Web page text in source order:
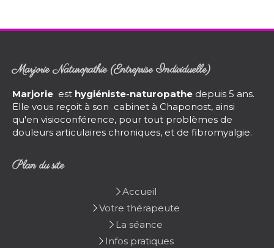
Marjorie Naturopathie (Entreprise Individuelle)
Marjorie est hygiéniste-naturopathe depuis 5 ans.
Elle vous reçoit à son cabinet à Chaponost, ainsi
qu'en visioconférence, pour tout problèmes de
douleurs articulaires chroniques, et de fibromyalgie.
Plan du site
Accueil
Votre thérapeute
La séance
Infos pratiques